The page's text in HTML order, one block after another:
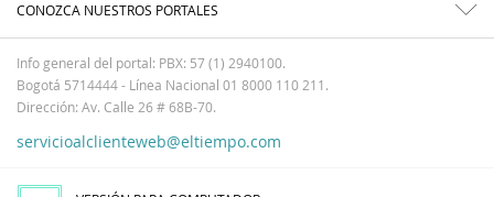
CONOZCA NUESTROS PORTALES
Info general del portal: PBX: 57 (1) 2940100.
Bogotá 5714444 - Línea Nacional 01 8000 110 211.
Dirección: Av. Calle 26 # 68B-70.
servicioalclienteweb@eltiempo.com